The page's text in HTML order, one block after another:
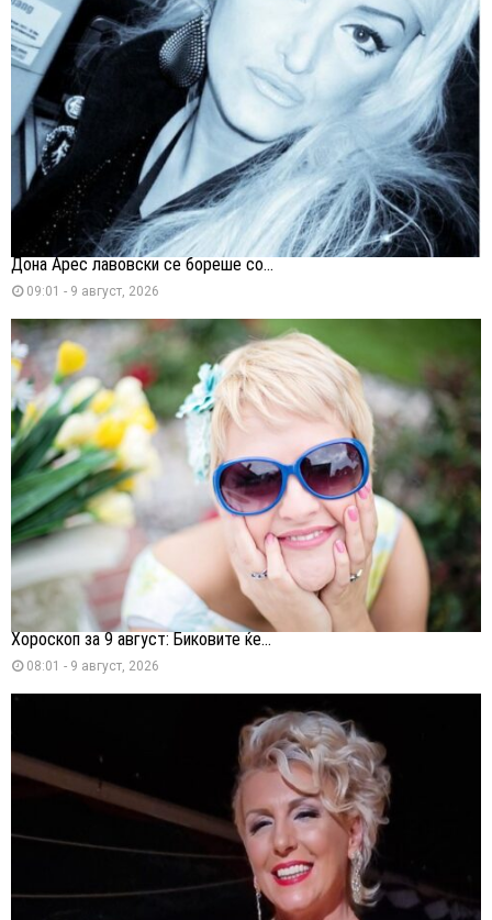
Дона Арес лавовски се бореше со...
09:01 - 9 август, 2026
Хороскоп за 9 август: Биковите ќе...
08:01 - 9 август, 2026